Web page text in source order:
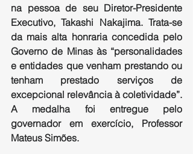
na pessoa de seu Diretor-Presidente
Executivo, Takashi Nakajima. Trata-se
da mais alta honraria concedida pelo
Governo de Minas às “personalidades
e entidades que venham prestando ou
tenham prestado serviços de
excepcional relevância à coletividade”.
A medalha foi entregue pelo
governador em exercício, Professor
Mateus Simões.